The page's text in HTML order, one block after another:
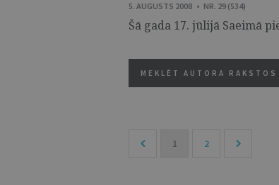
5. AUGUSTS 2008 • NR. 29 (534)
Šā gada 17. jūlijā Saeimā
MEKLĒT AUTORA RAKSTOS
1 2